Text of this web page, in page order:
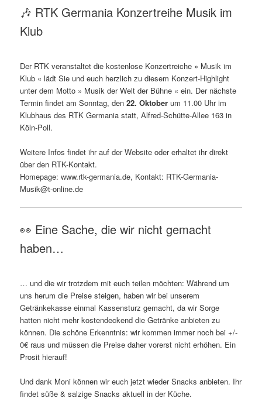
🎶 RTK Germania Konzertreihe Musik im
Klub
Der RTK veranstaltet die kostenlose Konzertreiche » Musik im
Klub « lädt Sie und euch herzlich zu diesem Konzert-Highlight
unter dem Motto » Musik der Welt der Bühne « ein. Der nächste
Termin findet am Sonntag, den22. Oktober um 11.00 Uhr im
Klubhaus des RTK Germania statt, Alfred-Schütte-Allee 163 in
Köln-Poll.
Weitere Infos findet ihr auf der Website oder erhaltet ihr direkt
über den RTK-Kontakt.
Homepage: www.rtk-germania.de, Kontakt: RTK-Germania-
Musik@t-online.de
👀 Eine Sache, die wir nicht gemacht
haben…
… und die wir trotzdem mit euch teilen möchten: Während um
uns herum die Preise steigen, haben wir bei unserem
Getränkekasse einmal Kassensturz gemacht, da wir Sorge
hatten nicht mehr kostendeckend die Getränke anbieten zu
können. Die schöne Erkenntnis: wir kommen immer noch bei +/-
0€ raus und müssen die Preise daher vorerst nicht erhöhen. Ein
Prosit hierauf!
Und dank Moni können wir euch jetzt wieder Snacks anbieten. Ihr
findet süße & salzige Snacks aktuell in der Küche.